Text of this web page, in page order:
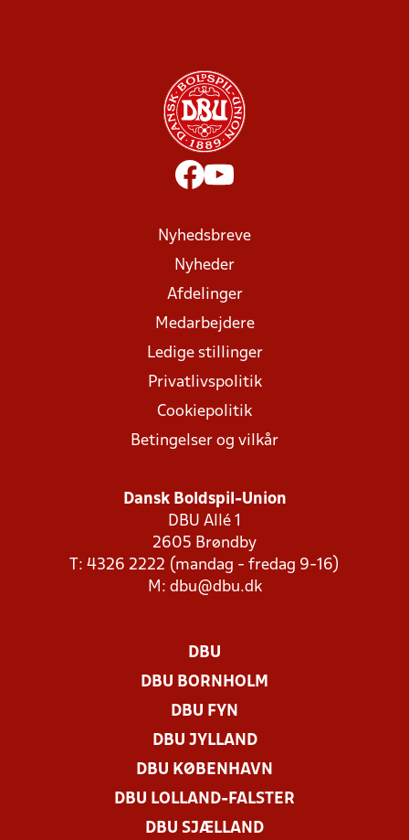
Nyhedsbreve
Nyheder
Afdelinger
Medarbejdere
Ledige stillinger
Privatlivspolitik
Cookiepolitik
Betingelser og vilkår
Dansk Boldspil-Union
DBU Allé 1
2605 Brøndby
T: 4326 2222 (mandag - fredag 9-16)
M: dbu@dbu.dk
DBU
DBU BORNHOLM
DBU FYN
DBU JYLLAND
DBU KØBENHAVN
DBU LOLLAND-FALSTER
DBU SJÆLLAND